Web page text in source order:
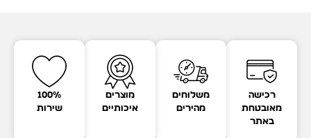
רכישה
מאובטחת
באתר
משלוחים
מהירים
מוצרים
איכותיים
100%
שירות